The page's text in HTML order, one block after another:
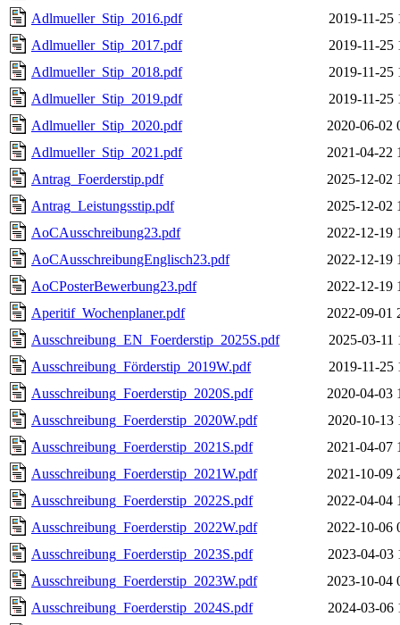
Adlmueller_Stip_2016.pdf
2019-11-25
Adlmueller_Stip_2017.pdf
2019-11-25
Adlmueller_Stip_2018.pdf
2019-11-25
Adlmueller_Stip_2019.pdf
2019-11-25
Adlmueller_Stip_2020.pdf
2020-06-02
Adlmueller_Stip_2021.pdf
2021-04-22
Antrag_Foerderstip.pdf
2025-12-02
Antrag_Leistungsstip.pdf
2025-12-02
AoCAusschreibung23.pdf
2022-12-19
AoCAusschreibungEnglisch23.pdf
2022-12-19
AoCPosterBewerbung23.pdf
2022-12-19
Aperitif_Wochenplaner.pdf
2022-09-01
Ausschreibung_EN_Foerderstip_2025S.pdf
2025-03-11
Ausschreibung_Förderstip_2019W.pdf
2019-11-25
Ausschreibung_Foerderstip_2020S.pdf
2020-04-03
Ausschreibung_Foerderstip_2020W.pdf
2020-10-13
Ausschreibung_Foerderstip_2021S.pdf
2021-04-07
Ausschreibung_Foerderstip_2021W.pdf
2021-10-09
Ausschreibung_Foerderstip_2022S.pdf
2022-04-04
Ausschreibung_Foerderstip_2022W.pdf
2022-10-06
Ausschreibung_Foerderstip_2023S.pdf
2023-04-03
Ausschreibung_Foerderstip_2023W.pdf
2023-10-04
Ausschreibung_Foerderstip_2024S.pdf
2024-03-06